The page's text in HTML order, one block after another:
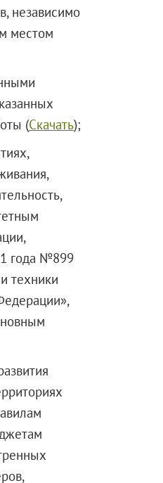
независимо
местом
(Скачать);
года №899
техники